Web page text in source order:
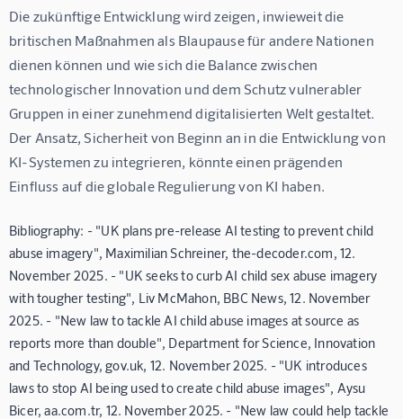
Die zukünftige Entwicklung wird zeigen, inwieweit die
britischen Maßnahmen als Blaupause für andere Nationen
dienen können und wie sich die Balance zwischen
technologischer Innovation und dem Schutz vulnerabler
Gruppen in einer zunehmend digitalisierten Welt gestaltet.
Der Ansatz, Sicherheit von Beginn an in die Entwicklung von
KI-Systemen zu integrieren, könnte einen prägenden
Einfluss auf die globale Regulierung von KI haben.
Bibliography: - "UK plans pre-release AI testing to prevent child
abuse imagery", Maximilian Schreiner, the-decoder.com, 12.
November 2025. - "UK seeks to curb AI child sex abuse imagery
with tougher testing", Liv McMahon, BBC News, 12. November
2025. - "New law to tackle AI child abuse images at source as
reports more than double", Department for Science, Innovation
and Technology, gov.uk, 12. November 2025. - "UK introduces
laws to stop AI being used to create child abuse images", Aysu
Bicer, aa.com.tr, 12. November 2025. - "New law could help tackle